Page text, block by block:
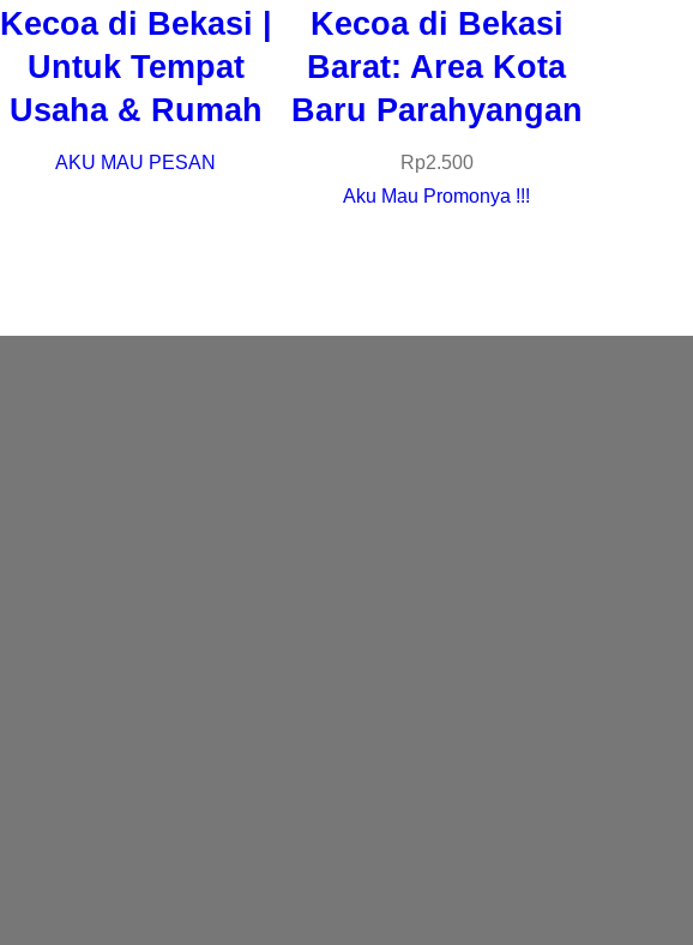
Kecoa di Bekasi |
Untuk Tempat
Usaha & Rumah
AKU MAU PESAN
Kecoa di Bekasi
Barat: Area Kota
Baru Parahyangan
Rp2.500
Aku Mau Promonya !!!